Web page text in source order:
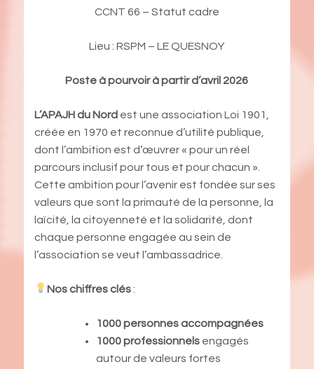
CCNT 66 – Statut cadre
Lieu : RSPM – LE QUESNOY
Poste à pourvoir à partir d’avril 2026
L’APAJH du Nord est une association Loi 1901,
créée en 1970 et reconnue d’utilité publique,
dont l’ambition est d’œuvrer « pour un réel
parcours inclusif pour tous et pour chacun ».
Cette ambition pour l’avenir est fondée sur ses
valeurs que sont la primauté de la personne, la
laïcité, la citoyenneté et la solidarité, dont
chaque personne engagée au sein de
l’association se veut l’ambassadrice.
Nos chiffres clés:
1000 personnes accompagnées
1000 professionnelsengagés
autour de valeurs fortes